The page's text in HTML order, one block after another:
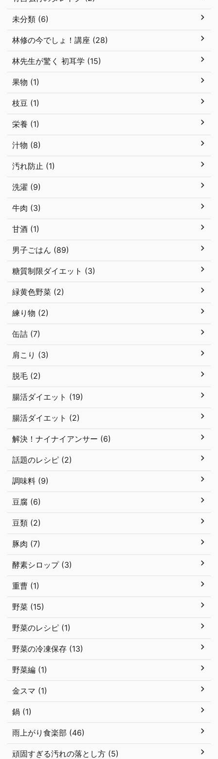
未分類 (6)
林修の今でしょ！講座 (28)
林先生が驚く 初耳学 (15)
果物 (1)
枝豆 (1)
栄養 (1)
汁物 (8)
汚れ防止 (1)
洗濯 (9)
牛肉 (3)
甘酒 (1)
男子ごはん (89)
糖質制限ダイエット (3)
緑黄色野菜 (2)
練り物 (2)
缶詰 (7)
肩こり (3)
脱毛 (2)
腸活ダイエット (19)
腸活ダイエット (2)
解決！ナイナイアンサー (6)
話題のレシピ (2)
調味料 (9)
豆腐 (6)
豆類 (2)
豚肉 (7)
酵素シロップ (3)
重曹 (1)
野菜 (15)
野菜のレシピ (1)
野菜の冷凍保存 (13)
野菜編 (1)
金スマ (1)
鍋 (1)
雨上がり食楽部 (46)
頑固すぎる汚れの落とし方 (5)